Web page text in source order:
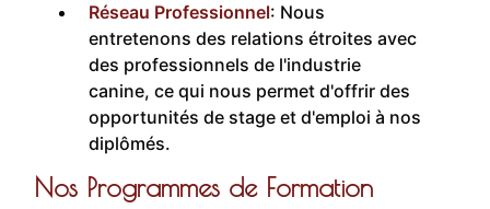
Réseau Professionnel: Nous
entretenons des relations étroites avec
des professionnels de l'industrie
canine, ce qui nous permet d'offrir des
opportunités de stage et d'emploi à nos
diplômés.
Nos Programmes de Formation